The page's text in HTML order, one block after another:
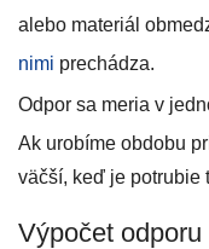
alebo materiál
nimi prechádza.
Odpor sa meria v
Ak urobíme obdobu
väčší, keď je potrubie
Výpočet odporu